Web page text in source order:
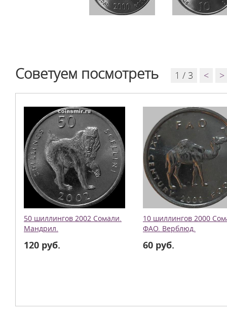
Советуем посмотреть 1 / 3 < >
50 шиллингов 2002 Сомали.
Мандрил.
120 руб.
10 шиллингов 2000
ФАО. Верблюд.
60 руб.